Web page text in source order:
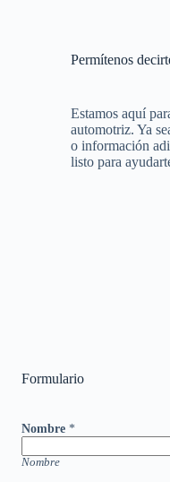
Permítenos
Estamos aquí
automotriz. Ya
o información
listo para
Formulario
Nombre *
Nombre